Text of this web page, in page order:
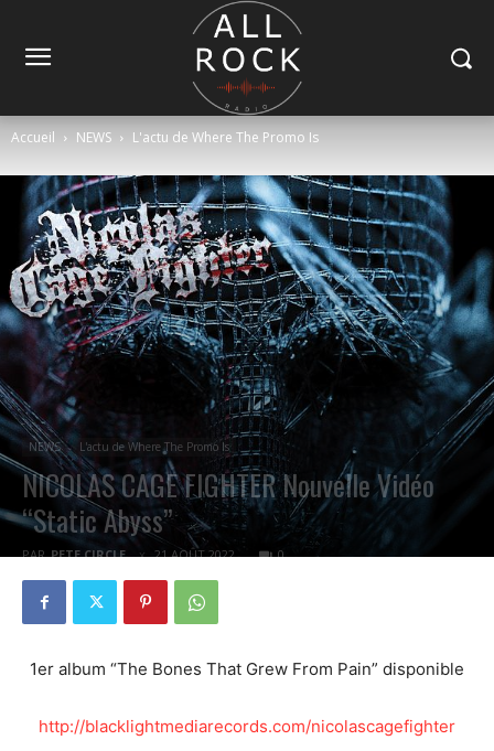
Accueil NEWS L'actu de Where The Promo Is
NEWS L'actu de Where The Promo Is
NICOLAS CAGE FIGHTER Nouvelle Vidéo
“Static Abyss”
PAR PETE CIRCLE 21 AOÛT 2022 0
1er album “The Bones That Grew From Pain” disponible
http://blacklightmediarecords.com/nicolascagefighter